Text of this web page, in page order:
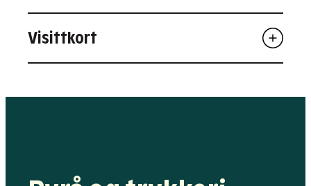
Visittkort